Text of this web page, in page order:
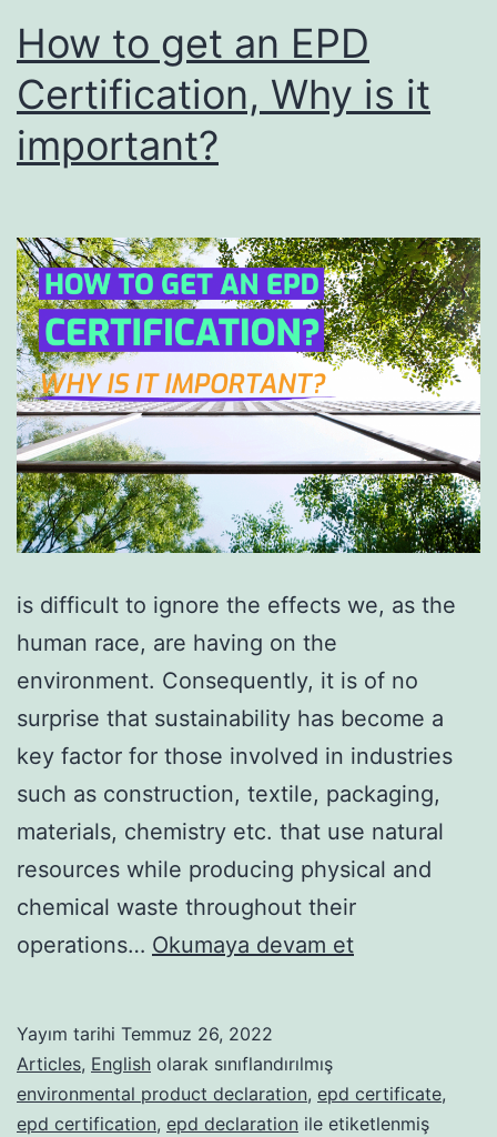
How to get an EPD
Certification, Why is it
important?
is difficult to ignore the effects we, as the
human race, are having on the
environment. Consequently, it is of no
surprise that sustainability has become a
key factor for those involved in industries
such as construction, textile, packaging,
materials, chemistry etc. that use natural
resources while producing physical and
chemical waste throughout their
operations… Okumaya devam etHow
EPD
Yayım tarihi Temmuz 26, 2022
Articles, English olarak sınıflandırılmış
environmental product declaration, epd certificate,
epd certification, epd declaration ile etiketlenmiş